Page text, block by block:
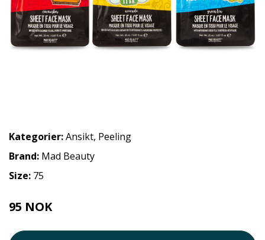
Kategorier:Ansikt, Peeling
Brand: Mad Beauty
Size: 75
95 NOK